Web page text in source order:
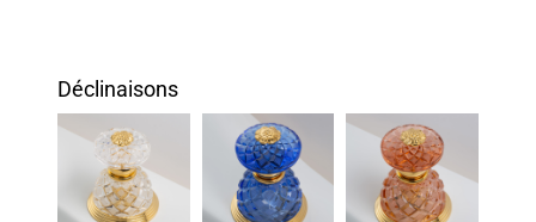
Déclinaisons